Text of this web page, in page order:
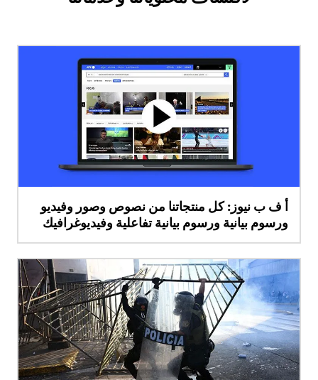
أ ف ب نيوز: كل منتجاتنا من نصوص وصور وفيديو
ورسوم بيانية ورسوم بيانية تفاعلية وفيديوغرافيك